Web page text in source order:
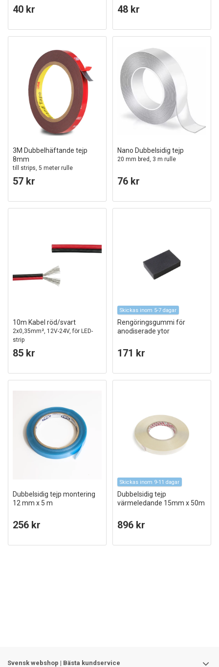
40 kr 48 kr
3M Dubbelhäftande tejp
8mm
till strips, 5 meter rulle
57 kr
Nano Dubbelsidig tejp
20 mm bred, 3 m rulle
76 kr
10m Kabel röd/svart
2x0,35mm², 12V-24V, för LED-
strip
85 kr
Skickas inom 5-7 dagar
Rengöringsgummi för
anodiserade ytor
171 kr
Dubbelsidig tejp montering
12 mm x 5 m
256 kr
Skickas inom 9-11 dagar
Dubbelsidig tejp
värmeledande 15mm x 50m
896 kr
Svensk webshop | Bästa kundservice